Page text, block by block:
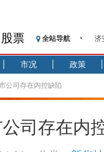
股票 全站导航
济
【
济
在
市况 政策
公司存在内控缺陷
司存在内